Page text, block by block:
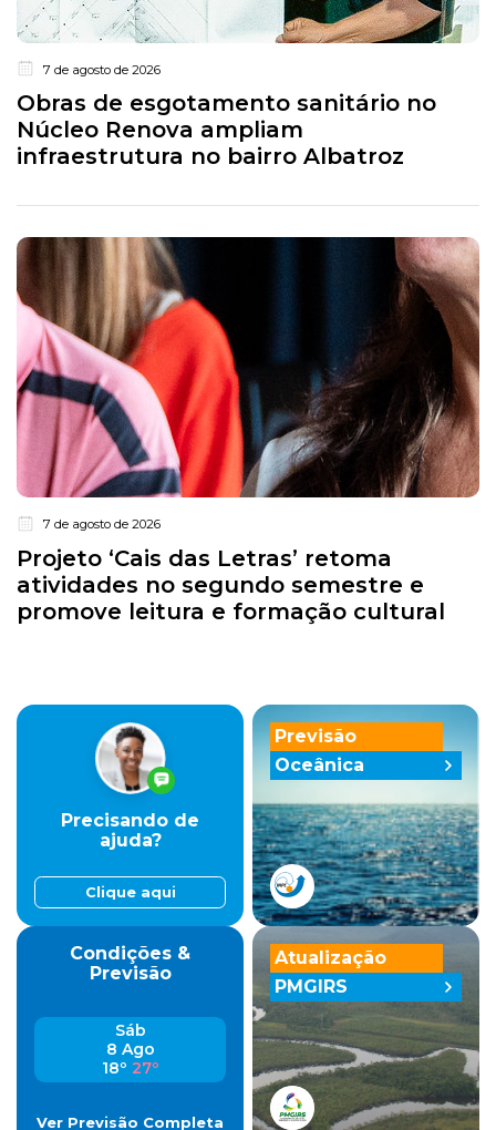
7 de agosto de 2026
Obras de esgotamento sanitário no
Núcleo Renova ampliam
infraestrutura no bairro Albatroz
7 de agosto de 2026
Projeto ‘Cais das Letras’ retoma
atividades no segundo semestre e
promove leitura e formação cultural
Previsão
Oceânica
Precisando de
ajuda?
Clique aqui
Condições &
Previsão
Sáb
8 Ago
18º 27º
Ver Previsão Completa
Atualização
PMGIRS